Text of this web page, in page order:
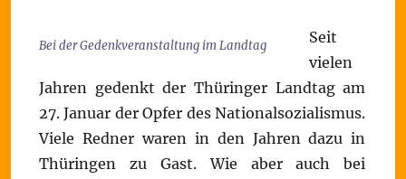
Bei der Gedenkveranstaltung im Landtag
Seit
vielen
Jahren gedenkt der Thüringer Landtag am
27. Januar der Opfer des Nationalsozialismus.
Viele Redner waren in den Jahren dazu in
Thüringen zu Gast. Wie aber auch bei